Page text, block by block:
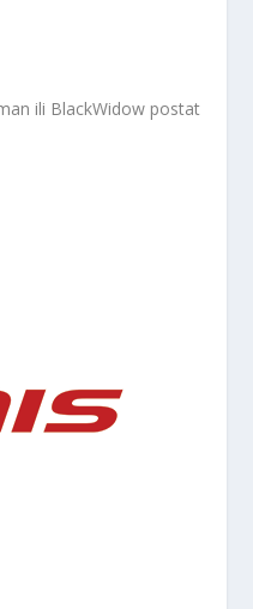
ili BlackWidow postat